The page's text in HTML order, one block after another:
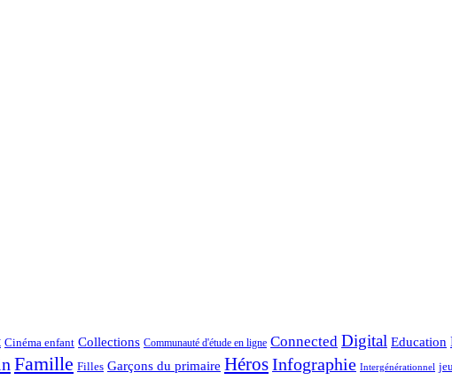
Cinéma enfant Collections Communauté d'étude en ligne Connected Digital Education
Famille Filles Garçons du primaire HérosInfographie Intergénérationnel